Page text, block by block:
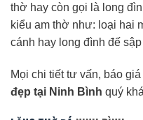
thờ hay còn gọi là long
kiểu am thờ như: loại hai
cánh hay long đình đế
Mọi chi tiết tư vấn, báo giá
đẹp tại Ninh Bình quý